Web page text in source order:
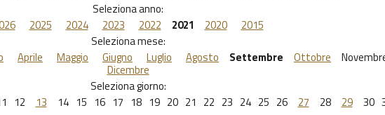
Seleziona anno:
2025 2024 2023 2022 2021 2020
2015
Seleziona mese:
Aprile Maggio Giugno Luglio Agosto Settembre Ottobre
Dicembre
Seleziona giorno:
12 13 14 15 16 17 18 19 20 21 22 23 24 25 26 27 28 29 30